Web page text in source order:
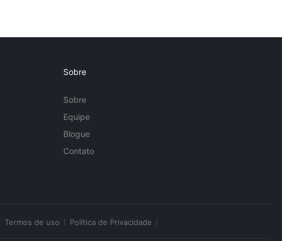
Sobre
Sobre
Equipe
Blogue
Contato
Termos de uso Política de Privacidade